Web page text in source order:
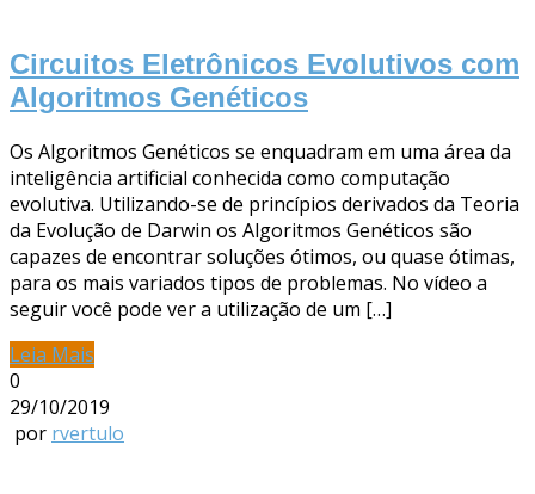
Circuitos Eletrônicos Evolutivos com
Algoritmos Genéticos
Os Algoritmos Genéticos se enquadram em uma área da
inteligência artificial conhecida como computação
evolutiva. Utilizando-se de princípios derivados da Teoria
da Evolução de Darwin os Algoritmos Genéticos são
capazes de encontrar soluções ótimos, ou quase ótimas,
para os mais variados tipos de problemas. No vídeo a
seguir você pode ver a utilização de um […]
Leia Mais
0
29/10/2019
por rvertulo